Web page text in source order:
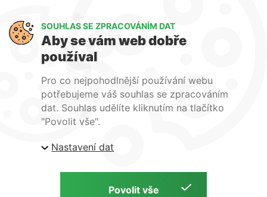
GDPR
WIRPO s.r.o.
Obchodní podmínky
O nás
Kontakty
Firemní web
SOUHLAS SE ZPRACOVÁNÍM DAT
Aby se vám web dobře
používal
Pro co nejpohodlnější používání webu
potřebujeme váš souhlas se zpracováním
dat. Souhlas udělíte kliknutím na tlačítko
"Povolit vše".
Nastavení dat